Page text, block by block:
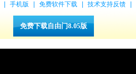
手机版 免费软件下载 技术支持反馈
免费下载自由门8.05版